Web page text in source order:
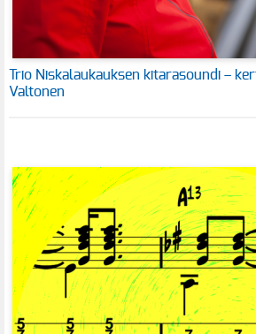
Trio Niskalaukauksen kitarasoundi –
Valtonen